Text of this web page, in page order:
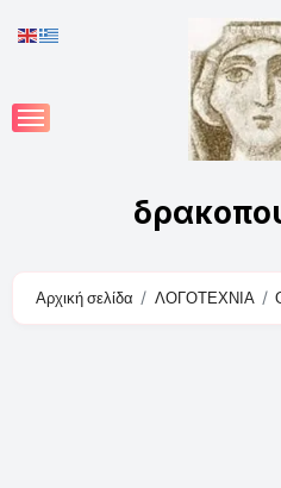
to
Αρχική σελίδα ΛΟΓΟΤΕΧΝΙΑ